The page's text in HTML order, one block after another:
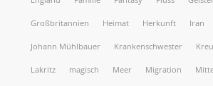
Großbritannien Heimat Herkunft Iran
Johann Mühlbauer Krankenschwester
Lakritz magisch Meer Migration